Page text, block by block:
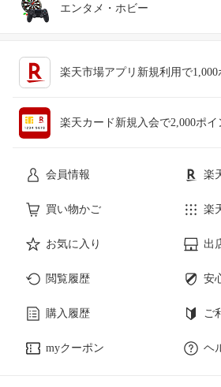
ジュエリー・アクセサリー
パソコン・周辺機器
車・バイク
インテリア・寝具・収納
エンタメ・ホビー
本・雑誌・コミック
楽天市場アプリ新規利用で1,000
楽天カード新規入会で2,000ポイ
会員情報 楽
買い物かご 楽
お気に入り 出
閲覧履歴 安
購入履歴 ご
myクーポン ヘ